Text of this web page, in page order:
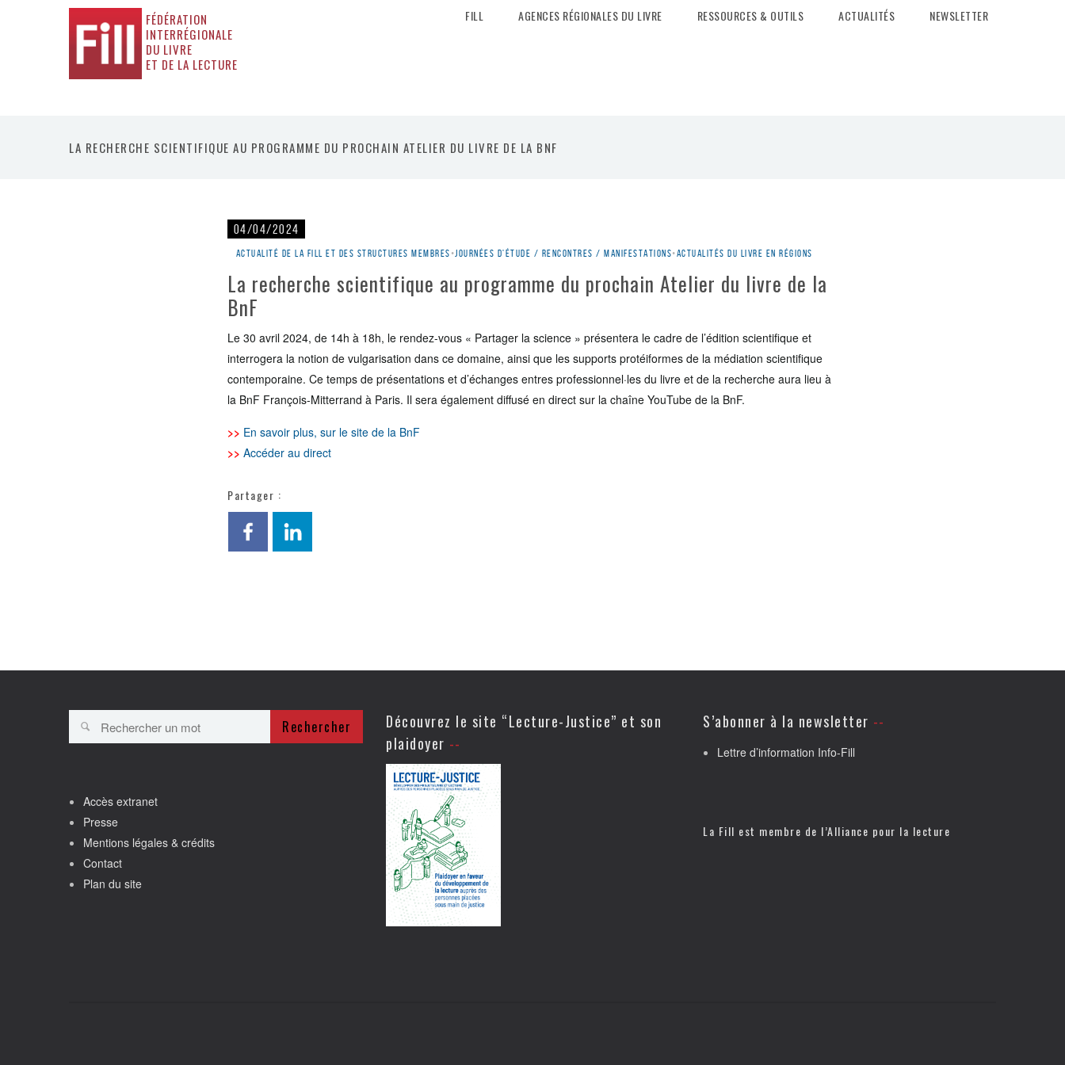
FÉDÉRATION
INTERRÉGIONALE
DU LIVRE
ET DE LA LECTURE
FILL AGENCES RÉGIONALES DU LIVRE RESSOURCES & OUTILS ACTUALITÉS NEWSLETTER
LA RECHERCHE SCIENTIFIQUE AU PROGRAMME DU PROCHAIN ATELIER DU LIVRE DE LA BNF
04/04/2024
Actualité de la Fill et des structures membres •Journées d'étude / rencontres / manifestations•Actualités du livre en régions
La recherche scientifique au programme du prochain Atelier du livre de la
BnF
Le 30 avril 2024, de 14h à 18h, le rendez-vous « Partager la science » présentera le cadre de l’édition scientifique et
interrogera la notion de vulgarisation dans ce domaine, ainsi que les supports protéiformes de la médiation scientifique
contemporaine. Ce temps de présentations et d’échanges entres professionnel·les du livre et de la recherche aura lieu à
la BnF François-Mitterrand à Paris. Il sera également diffusé en direct sur la chaîne YouTube de la BnF.
>> En savoir plus, sur le site de la BnF
>> Accéder au direct
Partager :
Rechercher
Accès extranet
Presse
Mentions légales & crédits
Contact
Plan du site
Découvrez le site “Lecture-Justice” et son
plaidoyer
S’abonner à la newsletter
Lettre d’information Info-Fill
La Fill est membre de l’Alliance pour la lecture